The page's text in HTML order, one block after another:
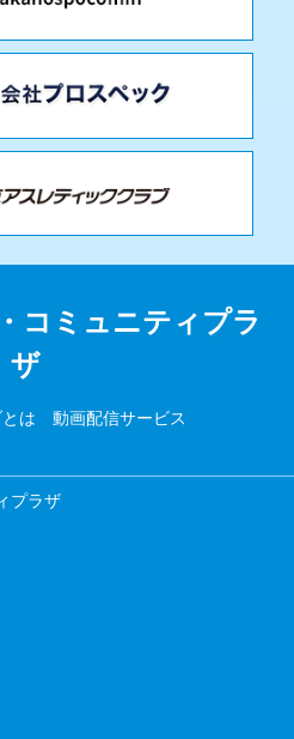
コミュニティプラ
ザ
は 動画配信サービス
プラザ